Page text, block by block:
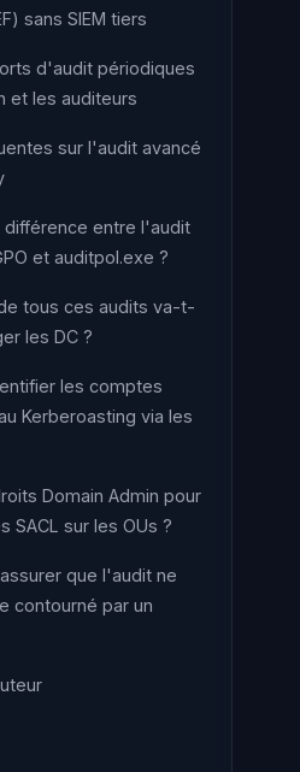
sans SIEM tiers
d'audit périodiques
et les auditeurs
sur l'audit avancé
différence entre l'audit
et auditpol.exe ?
tous ces audits va-t-
les DC ?
les comptes
Kerberoasting via les
Domain Admin pour
SACL sur les OUs ?
que l'audit ne
contourné par un